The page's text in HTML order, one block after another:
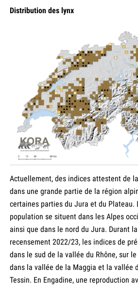
Distribution des lynx
Actuellement, des indices attestent de
dans une grande partie de la région
certaines parties du Jura et du Plateau.
population se situent dans les Alpes
ainsi que dans le nord du Jura. Durant
recensement 2022/23, les indices de
dans le sud de la vallée du Rhône, sur
dans la vallée de la Maggia et la vallée
Tessin. En Engadine, une reproduction